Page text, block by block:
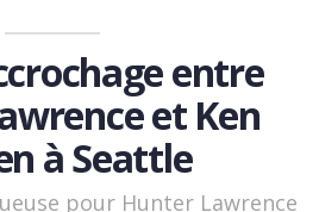
entre
et Ken
à Seattle
pour Hunter Lawrence